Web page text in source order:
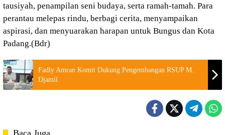
tausiyah, penampilan seni budaya, serta ramah-tamah. Para
perantau melepas rindu, berbagi cerita, menyampaikan
aspirasi, dan menyuarakan harapan untuk Bungus dan Kota
Padang.(Bdr)
Fadly Amran Komit Dukung Pengembangan RSUP M.
Djamil
Baca Juga